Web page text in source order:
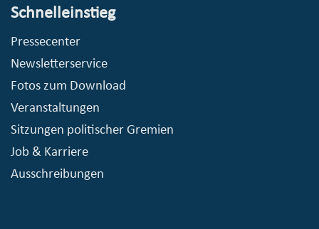
Schnelleinstieg
Pressecenter
Newsletterservice
Fotos zum Download
Veranstaltungen
Sitzungen politischer Gremien
Job & Karriere
Ausschreibungen